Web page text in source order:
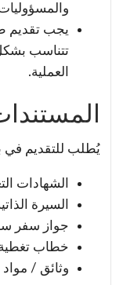
يجب تقديم
تتناسب
العملية.
يُطلب للتقديم في
الشهادات
السيرة
جواز سفر
خطاب
وثائق / مواد